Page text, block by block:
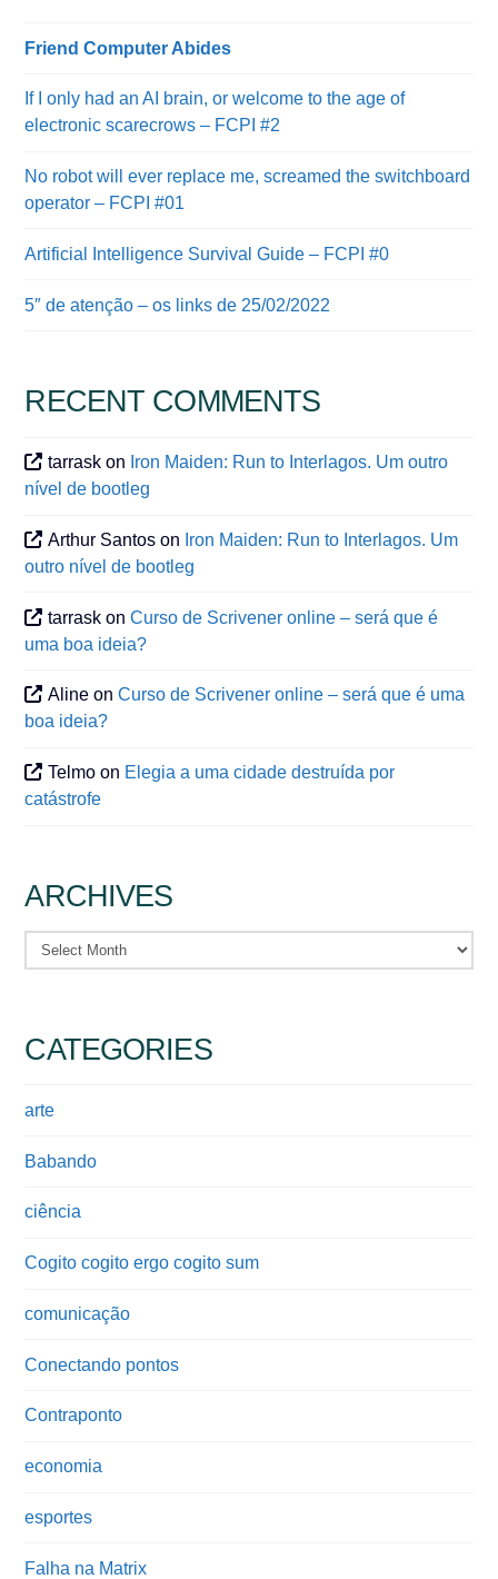
Friend Computer Abides
If I only had an AI brain, or welcome to the age of
electronic scarecrows – FCPI #2
No robot will ever replace me, screamed the switchboard
operator – FCPI #01
Artificial Intelligence Survival Guide – FCPI #0
5″ de atenção – os links de 25/02/2022
RECENT COMMENTS
tarrask on Iron Maiden: Run to Interlagos. Um outro
nível de bootleg
Arthur Santos on Iron Maiden: Run to Interlagos. Um
outro nível de bootleg
tarrask onCurso de Scrivener online – será que é
uma boa ideia?
Aline onCurso de Scrivener online – será que é uma
boa ideia?
Telmo on Elegia a uma cidade destruída por
catástrofe
ARCHIVES
Archives
CATEGORIES
arte
Babando
ciência
Cogito cogito ergo cogito sum
comunicação
Conectando pontos
Contraponto
economia
esportes
Falha na Matrix